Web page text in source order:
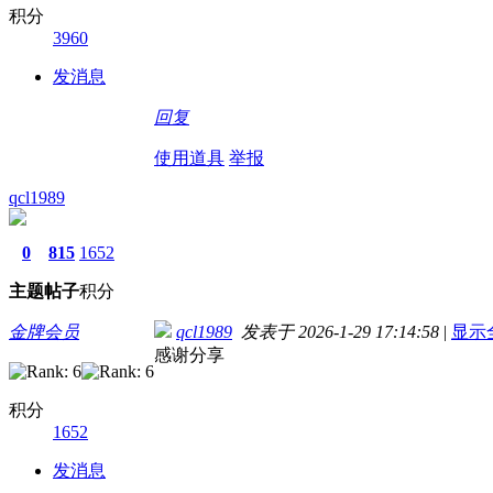
积分
3960
发消息
回复
使用道具 举报
qcl1989
0
主题
815
帖子
1652
积分
金牌会员
积分
1652
发消息
qcl1989 发表于 2026-1-29 17:14:58 | 显示
感谢分享